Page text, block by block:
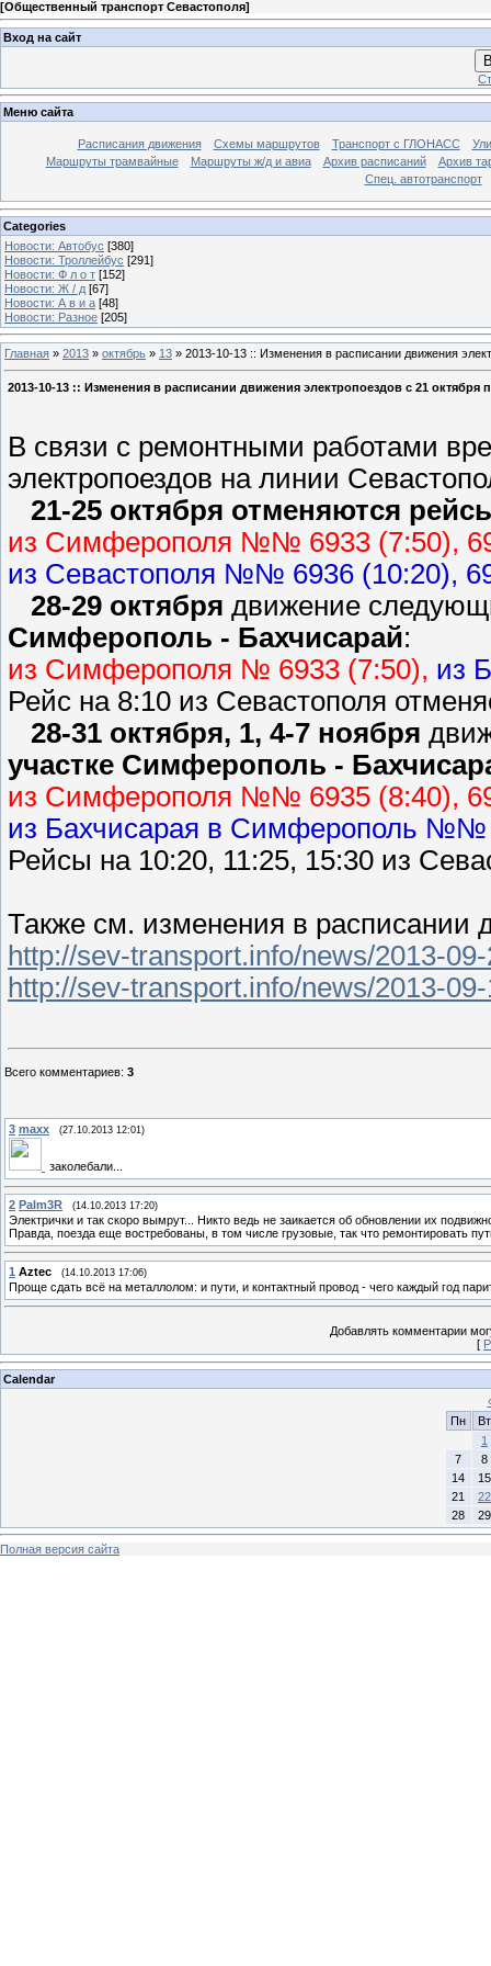
[Общественный транспорт Севастополя]
Вход на сайт
Меню сайта
Расписания движения Схемы маршрутов Транспорт с ГЛОНАСС
Маршруты трамвайные
Маршруты ж/д и авиа Архив расписаний
Архив
Спец. автотранспорт
Categories
Новости: Автобус [380]
Новости: Троллейбус [291]
Новости: Ф л о т [152]
Новости: Ж / д [67]
Новости: А в и а [48]
Новости: Разное [205]
Главная » 2013 » октябрь » 13 » 2013-10-13 :: Изменения в расписании движения
2013-10-13 :: Изменения в расписании движения электропоездов с 21 октября
В связи с ремонтными работами
электропоездов на линии
21-25 октября отменяются
из Симферополя №№ 6933 (7:50),
из Севастополя №№ 6936 (10:20),
28-29 октября движение
Симферополь - Бахчисарай:
из Симферополя № 6933 (7:50), из
Рейс на 8:10 из Севастополя
28-31 октября, 1, 4-7 ноября
участке Симферополь -
из Симферополя №№ 6935 (8:40),
из Бахчисарая в Симферополь №№
Рейсы на 10:20, 11:25, 15:30 из
Также см. изменения в расписании
http://sev-transport.info/news/2013-
http://sev-transport.info/news/2013-
Всего комментариев: 3
3 maxx (27.10.2013 12:01)
заколебали...
2 Palm3R (14.10.2013 17:20)
Электрички и так скоро вымрут... Никто ведь не заикается об обновлении их
Правда, поезда еще востребованы, в том числе грузовые, так что ремонтировать
1 Aztec (14.10.2013 17:06)
Проще сдать всё на металлолом: и пути, и контактный провод - чего каждый год
Добавлять комментарии
[
Calendar
Пн
Вт
1
7
8
14
15
21
22
28
29
Полная версия сайта